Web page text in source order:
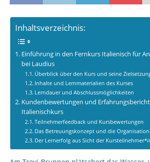
Inhaltsverzeichnis:
Einführung in den Fernkurs Italienisch für
bei Laudius
Überblick über den Kurs und seine
Inhalte und Lernmaterialien des Kurses
Lerndauer und Abschlussmöglichkeiten
Kundenbewertungen und
Italienischkurs
Teilnehmerfeedback und Kursbewertungen
Das Betreuungskonzept und die
Der Lernerfolg aus Sicht der